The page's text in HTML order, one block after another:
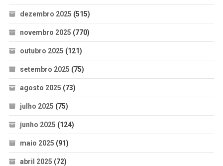
dezembro 2025 (515)
novembro 2025 (770)
outubro 2025 (121)
setembro 2025 (75)
agosto 2025 (73)
julho 2025 (75)
junho 2025 (124)
maio 2025 (91)
abril 2025 (72)